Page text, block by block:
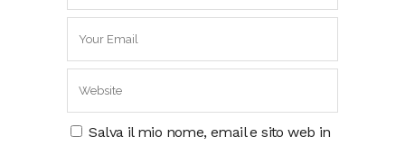
Salva il mio nome, email e sito web in